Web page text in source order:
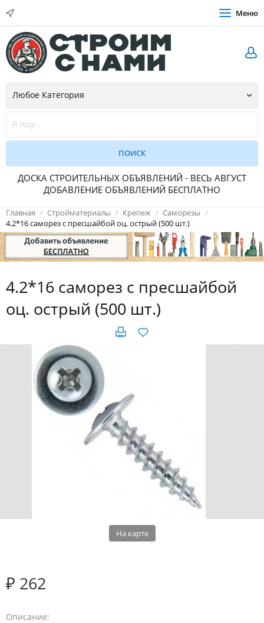
Меню
ДОСКА СТРОИТЕЛЬНЫХ ОБЪЯВЛЕНИЙ - ВЕСЬ АВГУСТ
ДОБАВЛЕНИЕ ОБЪЯВЛЕНИЙ БЕСПЛАТНО
Главная Стройматериалы Крепеж
Саморезы
4.2*16 саморез с пресшайбой оц. острый (500 шт.)
4.2*16 саморез с пресшайбой
оц. острый (500 шт.)
На карте
₽ 262
Описание